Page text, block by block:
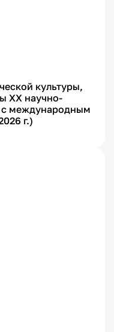
культуры,
XX научно-
с международным
г.)